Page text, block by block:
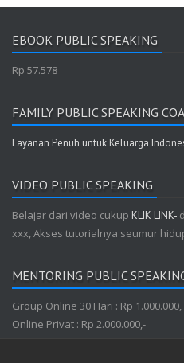
EBOOK PUBLIC SPEAKING
Rp 57.578
FAMILY PUBLIC SPEAKING
Layanan Penuh untuk Keluarga
VIDEO PUBLIC SPEAKING
Belajar dari video cukup KLIK LINK-
xxx, Akses tutorialnya seumur
MENTORING PUBLIC
Group Online 30 Hari : Rp 1.000.000,
Online Privat : Rp 2.000.000,-